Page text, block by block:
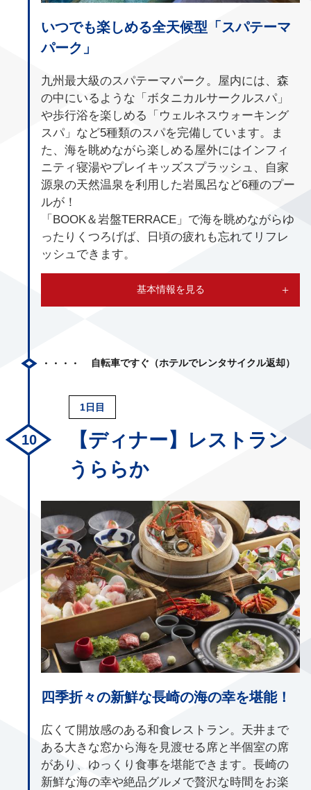
いつでも楽しめる全天候型「スパテーマ
パーク」
九州最大級のスパテーマパーク。屋内には、森
の中にいるような「ボタニカルサークルスパ」
や歩行浴を楽しめる「ウェルネスウォーキング
スパ」など5種類のスパを完備しています。ま
た、海を眺めながら楽しめる屋外にはインフィ
ニティ寝湯やプレイキッズスプラッシュ、自家
源泉の天然温泉を利用した岩風呂など6種のプー
ルが！
「BOOK＆岩盤TERRACE」で海を眺めながらゆ
ったりくつろげば、日頃の疲れも忘れてリフレ
ッシュできます。
基本情報を見る
自転車ですぐ（ホテルでレンタサイクル返却）
1日目
【ディナー】レストラン
うららか
四季折々の新鮮な長崎の海の幸を堪能！
広くて開放感のある和食レストラン。天井まで
ある大きな窓から海を見渡せる席と半個室の席
があり、ゆっくり食事を堪能できます。長崎の
新鮮な海の幸や絶品グルメで贅沢な時間をお楽